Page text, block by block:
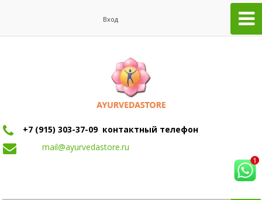
Вход
+7 (915) 303-37-09 контактный телефон
mail@ayurvedastore.ru